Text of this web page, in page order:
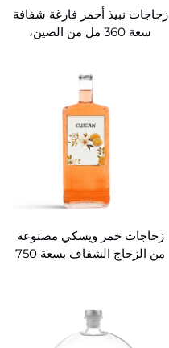
زجاجات نبيذ أحمر فارغة شفافة
سعة 360 مل من الصين،
زجاجات خمر ويسكي مصنوعة
من الزجاج الشفاف بسعة 750